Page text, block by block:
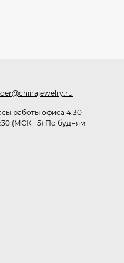
255₽
работы офиса 4:30-
(МСК +5) По будням